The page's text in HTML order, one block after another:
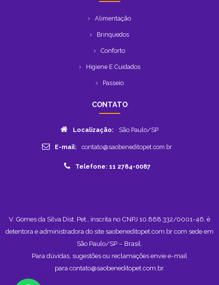
Alimentação
Brinquedos
Conforto
Higiene E Cuidados
Passeio
CONTATO
Localização: São Paulo/SP
E-mail: contato@saobeneditopet.com.br
Telefone: 11 2784-0087
V. Gomes da Silva Dist. Pet., inscrita no CNPJ 10.868.332/0001-46, é
detentora e administradora do site saobeneditopet.com.br com sede em
São Paulo/SP – Brasil.
Para dúvidas, sugestões ou reclamações envie e-mail
para contato@saobeneditopet.com.br.